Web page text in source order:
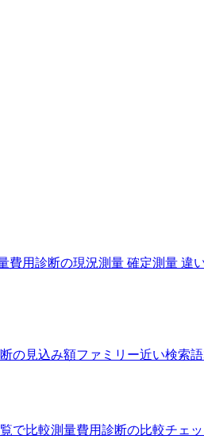
費用診断の現況測量 確定測量 違
の見込み額ファミリー近い検索
で比較測量費用診断の比較チェッ